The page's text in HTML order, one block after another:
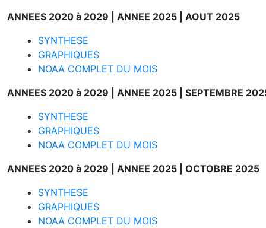
ANNEES 2020 à 2029 | ANNEE 2025 | AOUT 2025
SYNTHESE
GRAPHIQUES
NOAA COMPLET DU MOIS
ANNEES 2020 à 2029 | ANNEE 2025 | SEPTEMBRE
SYNTHESE
GRAPHIQUES
NOAA COMPLET DU MOIS
ANNEES 2020 à 2029 | ANNEE 2025 | OCTOBRE 2025
SYNTHESE
GRAPHIQUES
NOAA COMPLET DU MOIS